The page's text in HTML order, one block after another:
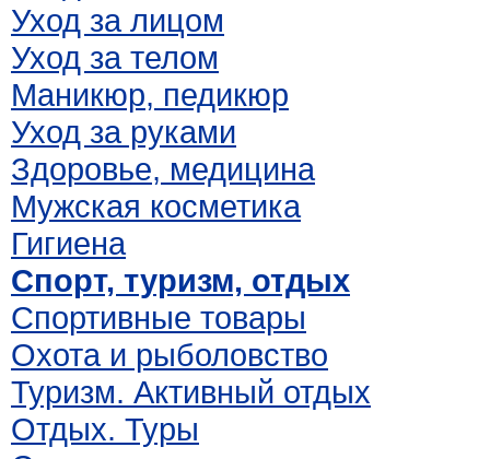
Уход за лицом
Уход за телом
Маникюр, педикюр
Уход за руками
Здоровье, медицина
Мужская косметика
Гигиена
Спорт, туризм, отдых
Спортивные товары
Охота и рыболовство
Туризм. Активный отдых
Отдых. Туры